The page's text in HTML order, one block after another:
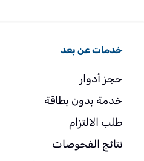
خدمات عن بعد
حجز أدوار
خدمة بدون بطاقة
طلب الالتزام
نتائج الفحوصات